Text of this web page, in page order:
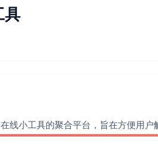
具
线小工具的聚合平台，旨在方便用